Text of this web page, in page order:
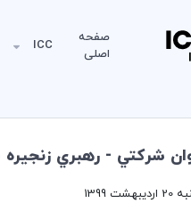
صفحه
اصلی
ICC
شركتي - رهبري
1399